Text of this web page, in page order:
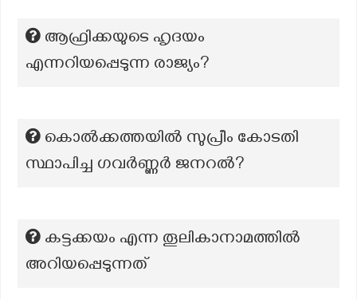
ആഫ്രിക്കയുടെ ഹൃദയം
എന്നറിയപ്പെടുന്ന രാജ്യം?
കൊൽക്കത്തയിൽ സുപ്രീം കോടതി
സ്ഥാപിച്ച ഗവർണ്ണർ ജനറൽ?
കട്ടക്കയം എന്ന തൂലികാനാമത്തിൽ
അറിയപ്പെടുന്നത്